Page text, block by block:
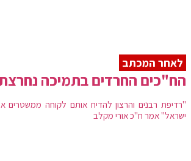
לאחר המכתב
הח"כים החרדים בתמיכה
"רדיפת רבנים והרצון להדיח אותם לקוחה ממשטרים
ישראל" אמר ח"כ אורי מקלב